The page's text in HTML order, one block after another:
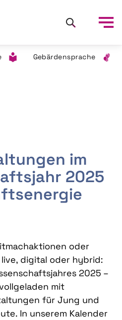
Gebärdensprache
im
2025
oder
digital oder hybrid:
2025 –
mit
für Jung und
In unserem Kalender